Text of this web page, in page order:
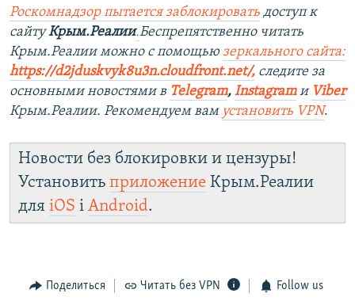
Роскомнадзор пытается заблокировать доступ к
сайтуКрым.Реалии.Беспрепятственно читать
Крым.Реалии можно с помощью зеркального сайта:
https://d2jduskvyk8u3n.cloudfront.net/, следите за
основными новостями в Telegram, Instagramи Viber
Крым.Реалии. Рекомендуем вам установить VPN.
Новости без блокировки и цензуры!
Установить приложение Крым.Реалии
для iOS і Android.
Поделиться Читать без VPN Follow us